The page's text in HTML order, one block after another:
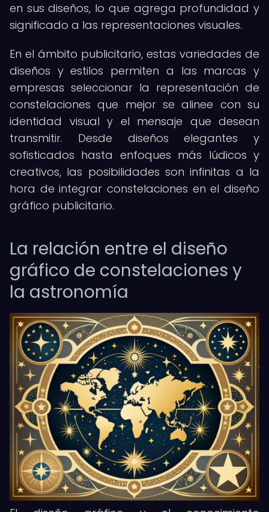
en sus diseños, lo que agrega profundidad y
significado a las representaciones visuales.
En el ámbito publicitario, estas variedades de
diseños y estilos permiten a las marcas y
empresas seleccionar la representación de
constelaciones que mejor se alinee con su
identidad visual y el mensaje que desean
transmitir. Desde diseños elegantes y
sofisticados hasta enfoques más lúdicos y
creativos, las posibilidades son infinitas a la
hora de integrar constelaciones en el diseño
gráfico publicitario.
La relación entre el diseño
gráfico de constelaciones y
la astronomía